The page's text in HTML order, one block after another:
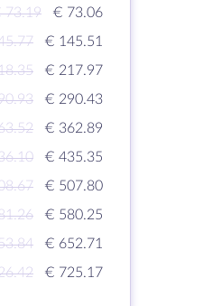
73.19
€ 73.06
€ 145.51
€ 217.97
€ 290.43
€ 362.89
€ 435.35
€ 507.80
€ 580.25
€ 652.71
€ 725.17